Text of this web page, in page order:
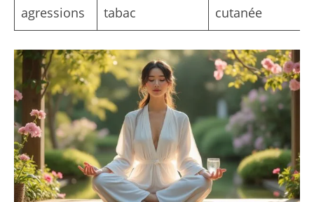
agressions
tabac
cutanée